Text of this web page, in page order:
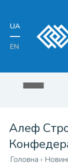
UA
EN
Алеф
Головна ›